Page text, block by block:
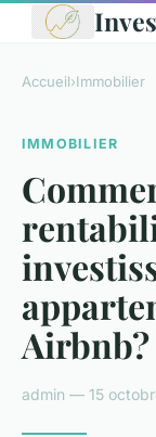
Accueil›Immobilier
IMMOBILIER
Airbnb?
admin — 15